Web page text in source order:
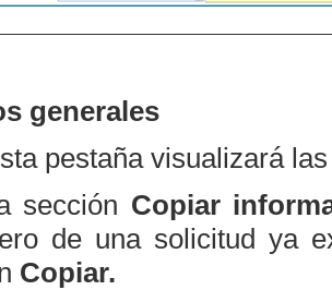
generales
pestaña visualizará
sección Copiar
de una solicitud ya
Copiar.